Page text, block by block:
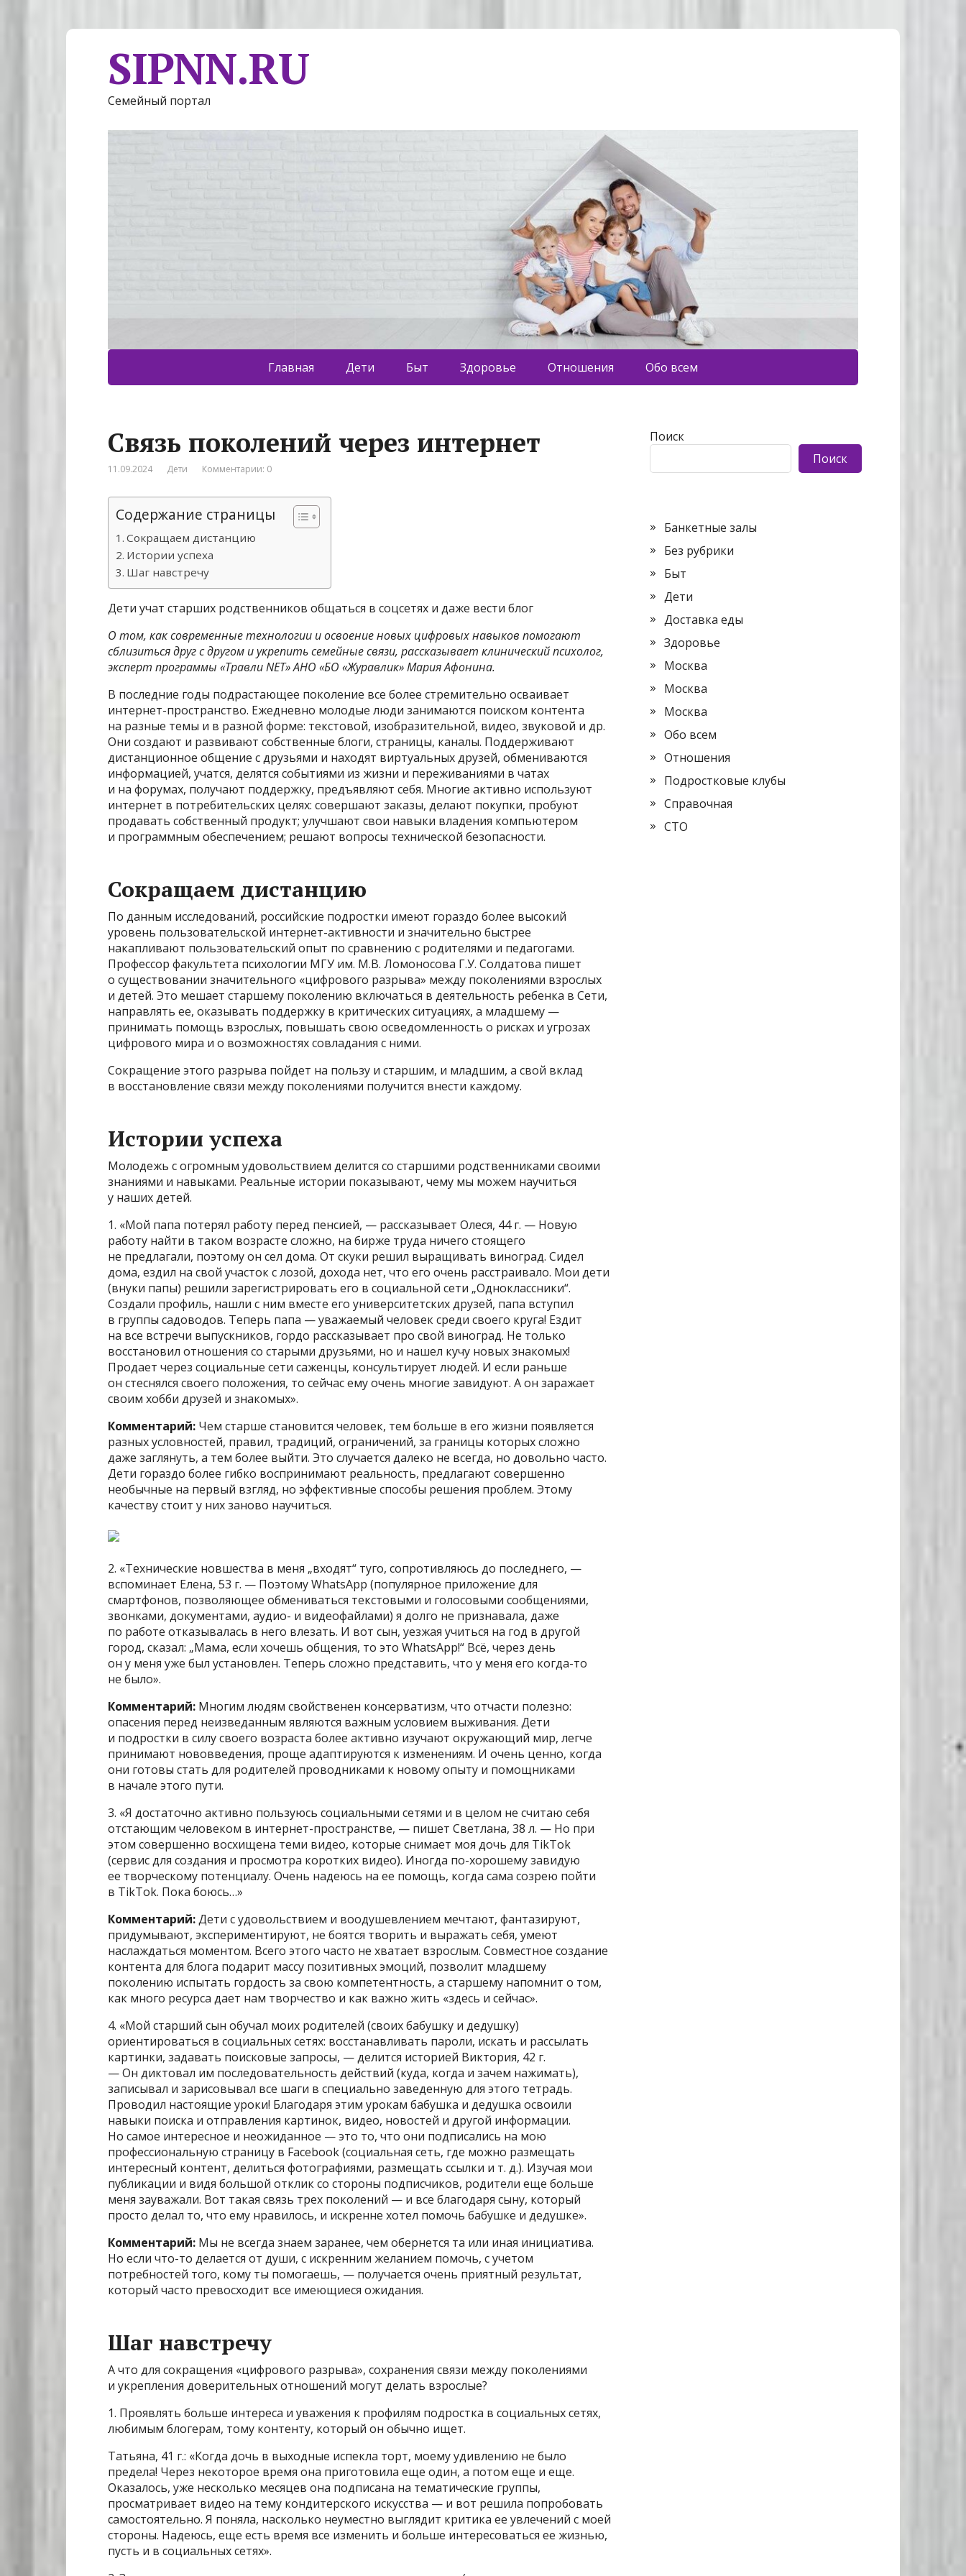
SIPNN.RU
Семейный портал
Главная Дети Быт Здоровье Отношения Обо всем
Связь поколений через интернет
11.09.2024 Дети Комментарии: 0
Содержание страницы
Сокращаем дистанцию
Истории успеха
Шаг навстречу
Дети учат старших родственников общаться в соцсетях и даже вести блог
О том, как современные технологии и освоение новых цифровых навыков помогают
сблизиться друг с другом и укрепить семейные связи, рассказывает клинический психолог,
эксперт программы «Травли NET» АНО «БО «Журавлик» Мария Афонина.
В последние годы подрастающее поколение все более стремительно осваивает
интернет-пространство. Ежедневно молодые люди занимаются поиском контента
на разные темы и в разной форме: текстовой, изобразительной, видео, звуковой и др.
Они создают и развивают собственные блоги, страницы, каналы. Поддерживают
дистанционное общение с друзьями и находят виртуальных друзей, обмениваются
информацией, учатся, делятся событиями из жизни и переживаниями в чатах
и на форумах, получают поддержку, предъявляют себя. Многие активно используют
интернет в потребительских целях: совершают заказы, делают покупки, пробуют
продавать собственный продукт; улучшают свои навыки владения компьютером
и программным обеспечением; решают вопросы технической безопасности.
Сокращаем дистанцию
По данным исследований, российские подростки имеют гораздо более высокий
уровень пользовательской интернет-активности и значительно быстрее
накапливают пользовательский опыт по сравнению с родителями и педагогами.
Профессор факультета психологии МГУ им. М.В. Ломоносова Г.У. Солдатова пишет
о существовании значительного «цифрового разрыва» между поколениями взрослых
и детей. Это мешает старшему поколению включаться в деятельность ребенка в Сети,
направлять ее, оказывать поддержку в критических ситуациях, а младшему —
принимать помощь взрослых, повышать свою осведомленность о рисках и угрозах
цифрового мира и о возможностях совладания с ними.
Сокращение этого разрыва пойдет на пользу и старшим, и младшим, а свой вклад
в восстановление связи между поколениями получится внести каждому.
Истории успеха
Молодежь с огромным удовольствием делится со старшими родственниками своими
знаниями и навыками. Реальные истории показывают, чему мы можем научиться
у наших детей.
1. «Мой папа потерял работу перед пенсией, — рассказывает Олеся, 44 г. — Новую
работу найти в таком возрасте сложно, на бирже труда ничего стоящего
не предлагали, поэтому он сел дома. От скуки решил выращивать виноград. Сидел
дома, ездил на свой участок с лозой, дохода нет, что его очень расстраивало. Мои дети
(внуки папы) решили зарегистрировать его в социальной сети „Одноклассники“.
Создали профиль, нашли с ним вместе его университетских друзей, папа вступил
в группы садоводов. Теперь папа — уважаемый человек среди своего круга! Ездит
на все встречи выпускников, гордо рассказывает про свой виноград. Не только
восстановил отношения со старыми друзьями, но и нашел кучу новых знакомых!
Продает через социальные сети саженцы, консультирует людей. И если раньше
он стеснялся своего положения, то сейчас ему очень многие завидуют. А он заражает
своим хобби друзей и знакомых».
Комментарий: Чем старше становится человек, тем больше в его жизни появляется
разных условностей, правил, традиций, ограничений, за границы которых сложно
даже заглянуть, а тем более выйти. Это случается далеко не всегда, но довольно часто.
Дети гораздо более гибко воспринимают реальность, предлагают совершенно
необычные на первый взгляд, но эффективные способы решения проблем. Этому
качеству стоит у них заново научиться.
2. «Технические новшества в меня „входят“ туго, сопротивляюсь до последнего, —
вспоминает Елена, 53 г. — Поэтому WhatsApp (популярное приложение для
смартфонов, позволяющее обмениваться текстовыми и голосовыми сообщениями,
звонками, документами, аудио- и видеофайлами) я долго не признавала, даже
по работе отказывалась в него влезать. И вот сын, уезжая учиться на год в другой
город, сказал: „Мама, если хочешь общения, то это WhatsApp!“ Всё, через день
он у меня уже был установлен. Теперь сложно представить, что у меня его когда-то
не было».
Комментарий: Многим людям свойственен консерватизм, что отчасти полезно:
опасения перед неизведанным являются важным условием выживания. Дети
и подростки в силу своего возраста более активно изучают окружающий мир, легче
принимают нововведения, проще адаптируются к изменениям. И очень ценно, когда
они готовы стать для родителей проводниками к новому опыту и помощниками
в начале этого пути.
3. «Я достаточно активно пользуюсь социальными сетями и в целом не считаю себя
отстающим человеком в интернет-пространстве, — пишет Светлана, 38 л. — Но при
этом совершенно восхищена теми видео, которые снимает моя дочь для TikTok
(сервис для создания и просмотра коротких видео). Иногда по-хорошему завидую
ее творческому потенциалу. Очень надеюсь на ее помощь, когда сама созрею пойти
в TikTok. Пока боюсь…»
Комментарий:Дети с удовольствием и воодушевлением мечтают, фантазируют,
придумывают, экспериментируют, не боятся творить и выражать себя, умеют
наслаждаться моментом. Всего этого часто не хватает взрослым. Совместное создание
контента для блога подарит массу позитивных эмоций, позволит младшему
поколению испытать гордость за свою компетентность, а старшему напомнит о том,
как много ресурса дает нам творчество и как важно жить «здесь и сейчас».
4. «Мой старший сын обучал моих родителей (своих бабушку и дедушку)
ориентироваться в социальных сетях: восстанавливать пароли, искать и рассылать
картинки, задавать поисковые запросы, — делится историей Виктория, 42 г.
— Он диктовал им последовательность действий (куда, когда и зачем нажимать),
записывал и зарисовывал все шаги в специально заведенную для этого тетрадь.
Проводил настоящие уроки! Благодаря этим урокам бабушка и дедушка освоили
навыки поиска и отправления картинок, видео, новостей и другой информации.
Но самое интересное и неожиданное — это то, что они подписались на мою
профессиональную страницу в Facebook (социальная сеть, где можно размещать
интересный контент, делиться фотографиями, размещать ссылки и т. д.). Изучая мои
публикации и видя большой отклик со стороны подписчиков, родители еще больше
меня зауважали. Вот такая связь трех поколений — и все благодаря сыну, который
просто делал то, что ему нравилось, и искренне хотел помочь бабушке и дедушке».
Комментарий: Мы не всегда знаем заранее, чем обернется та или иная инициатива.
Но если что-то делается от души, с искренним желанием помочь, с учетом
потребностей того, кому ты помогаешь, — получается очень приятный результат,
который часто превосходит все имеющиеся ожидания.
Шаг навстречу
А что для сокращения «цифрового разрыва», сохранения связи между поколениями
и укрепления доверительных отношений могут делать взрослые?
1. Проявлять больше интереса и уважения к профилям подростка в социальных сетях,
любимым блогерам, тому контенту, который он обычно ищет.
Татьяна, 41 г.: «Когда дочь в выходные испекла торт, моему удивлению не было
предела! Через некоторое время она приготовила еще один, а потом еще и еще.
Оказалось, уже несколько месяцев она подписана на тематические группы,
просматривает видео на тему кондитерского искусства — и вот решила попробовать
самостоятельно. Я поняла, насколько неуместно выглядит критика ее увлечений с моей
стороны. Надеюсь, еще есть время все изменить и больше интересоваться ее жизнью,
пусть и в социальных сетях».
Поиск
Поиск
Банкетные залы
Без рубрики
Быт
Дети
Доставка еды
Здоровье
Москва
Москва
Москва
Обо всем
Отношения
Подростковые клубы
Справочная
СТО